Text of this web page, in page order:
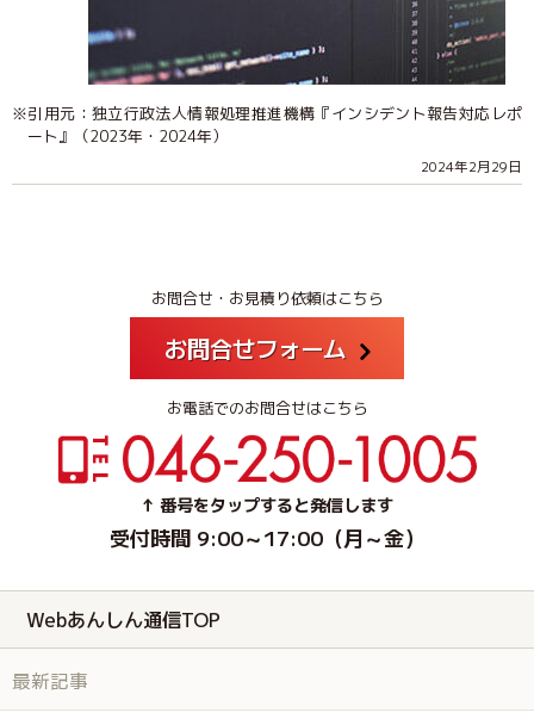
※引用元：独立行政法人情報処理推進機構『インシデント報告対応レポ
ート』（2023年・2024年）
2024年2月29日
お問合せ・お見積り依頼はこちら
お問合せフォーム
お電話でのお問合せはこちら
↑ 番号をタップすると発信します
受付時間 9:00～17:00（月～金）
Webあんしん通信TOP
最新記事